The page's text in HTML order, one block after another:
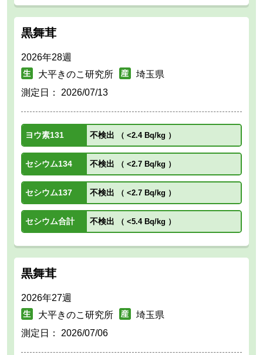
黒舞茸
2026年28週
大平きのこ研究所
埼玉県
測定日： 2026/07/13
ヨウ素131 不検出 （ <2.4 Bq/kg ）
セシウム134 不検出 （ <2.7 Bq/kg ）
セシウム137 不検出 （ <2.7 Bq/kg ）
セシウム合計 不検出 （ <5.4 Bq/kg ）
黒舞茸
2026年27週
大平きのこ研究所
埼玉県
測定日： 2026/07/06